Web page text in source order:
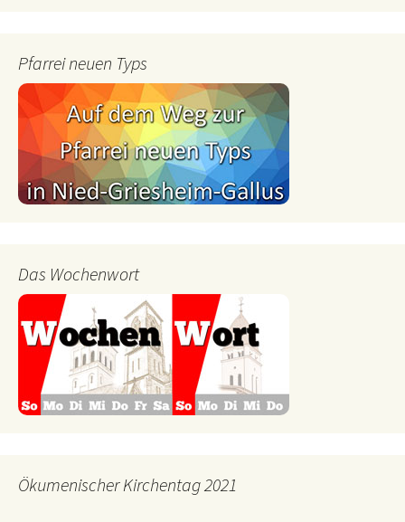
Pfarrei neuen Typs
Das Wochenwort
Ökumenischer Kirchentag 2021